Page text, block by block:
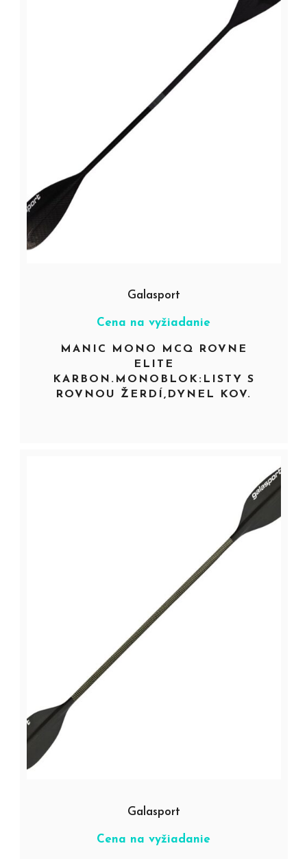
Galasport
Cena na vyžiadanie
MANIC MONO MCQ ROVNE
ELITE
KARBON.MONOBLOK:LISTY S
ROVNOU ŽERDÍ,DYNEL KOV.
Galasport
Cena na vyžiadanie